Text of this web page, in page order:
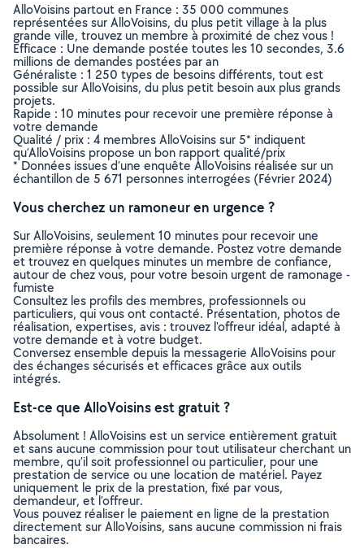
AlloVoisins partout en France : 35 000 communes
représentées sur AlloVoisins, du plus petit village à la plus
grande ville, trouvez un membre à proximité de chez vous !
Efficace : Une demande postée toutes les 10 secondes, 3.6
millions de demandes postées par an
Généraliste : 1 250 types de besoins différents, tout est
possible sur AlloVoisins, du plus petit besoin aux plus grands
projets.
Rapide : 10 minutes pour recevoir une première réponse à
votre demande
Qualité / prix : 4 membres AlloVoisins sur 5* indiquent
qu’AlloVoisins propose un bon rapport qualité/prix
* Données issues d’une enquête AlloVoisins réalisée sur un
échantillon de 5 671 personnes interrogées (Février 2024)
Vous cherchez un ramoneur en urgence ?
Sur AlloVoisins, seulement 10 minutes pour recevoir une
première réponse à votre demande. Postez votre demande
et trouvez en quelques minutes un membre de confiance,
autour de chez vous, pour votre besoin urgent de ramonage -
fumiste
Consultez les profils des membres, professionnels ou
particuliers, qui vous ont contacté. Présentation, photos de
réalisation, expertises, avis : trouvez l'offreur idéal, adapté à
votre demande et à votre budget.
Conversez ensemble depuis la messagerie AlloVoisins pour
des échanges sécurisés et efficaces grâce aux outils
intégrés.
Est-ce que AlloVoisins est gratuit ?
Absolument ! AlloVoisins est un service entièrement gratuit
et sans aucune commission pour tout utilisateur cherchant un
membre, qu’il soit professionnel ou particulier, pour une
prestation de service ou une location de matériel. Payez
uniquement le prix de la prestation, fixé par vous,
demandeur, et l’offreur.
Vous pouvez réaliser le paiement en ligne de la prestation
directement sur AlloVoisins, sans aucune commission ni frais
bancaires.